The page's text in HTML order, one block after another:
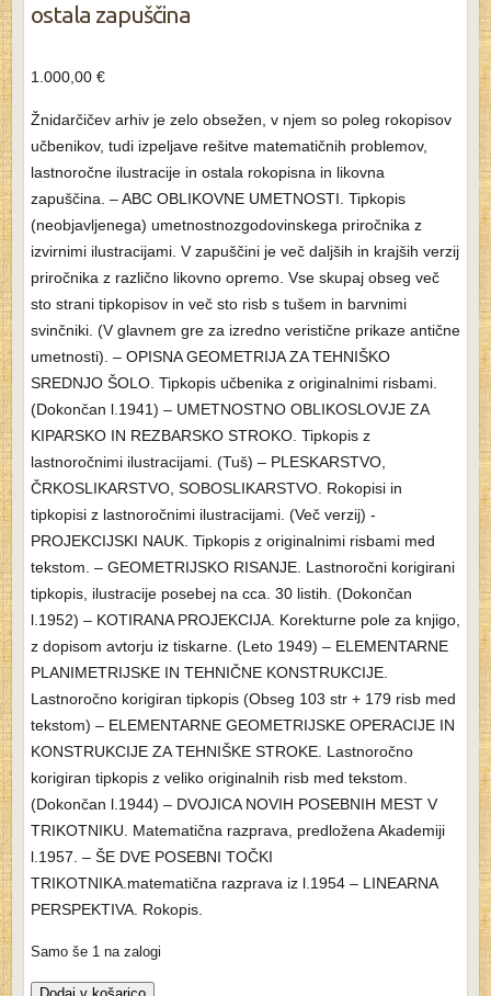
ostala zapuščina
1.000,00 €
Žnidarčičev arhiv je zelo obsežen, v njem so poleg rokopisov
učbenikov, tudi izpeljave rešitve matematičnih problemov,
lastnoročne ilustracije in ostala rokopisna in likovna
zapuščina. – ABC OBLIKOVNE UMETNOSTI. Tipkopis
(neobjavljenega) umetnostnozgodovinskega priročnika z
izvirnimi ilustracijami. V zapuščini je več daljših in krajših verzij
priročnika z različno likovno opremo. Vse skupaj obseg več
sto strani tipkopisov in več sto risb s tušem in barvnimi
svinčniki. (V glavnem gre za izredno veristične prikaze antične
umetnosti). – OPISNA GEOMETRIJA ZA TEHNIŠKO
SREDNJO ŠOLO. Tipkopis učbenika z originalnimi risbami.
(Dokončan l.1941) – UMETNOSTNO OBLIKOSLOVJE ZA
KIPARSKO IN REZBARSKO STROKO. Tipkopis z
lastnoročnimi ilustracijami. (Tuš) – PLESKARSTVO,
ČRKOSLIKARSTVO, SOBOSLIKARSTVO. Rokopisi in
tipkopisi z lastnoročnimi ilustracijami. (Več verzij) -
PROJEKCIJSKI NAUK. Tipkopis z originalnimi risbami med
tekstom. – GEOMETRIJSKO RISANJE. Lastnoročni korigirani
tipkopis, ilustracije posebej na cca. 30 listih. (Dokončan
l.1952) – KOTIRANA PROJEKCIJA. Korekturne pole za knjigo,
z dopisom avtorju iz tiskarne. (Leto 1949) – ELEMENTARNE
PLANIMETRIJSKE IN TEHNIČNE KONSTRUKCIJE.
Lastnoročno korigiran tipkopis (Obseg 103 str + 179 risb med
tekstom) – ELEMENTARNE GEOMETRIJSKE OPERACIJE IN
KONSTRUKCIJE ZA TEHNIŠKE STROKE. Lastnoročno
korigiran tipkopis z veliko originalnih risb med tekstom.
(Dokončan l.1944) – DVOJICA NOVIH POSEBNIH MEST V
TRIKOTNIKU. Matematična razprava, predložena Akademiji
l.1957. – ŠE DVE POSEBNI TOČKI
TRIKOTNIKA.matematična razprava iz l.1954 – LINEARNA
PERSPEKTIVA. Rokopis.
Samo še 1 na zalogi